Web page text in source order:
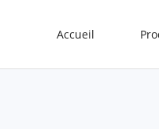
Accueil